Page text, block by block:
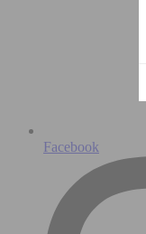
Facebook